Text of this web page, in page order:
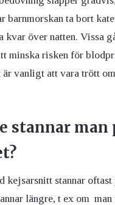
barnmorskan ta bort
kvar över natten. Vissa
minska risken för
vanligt att vara trött
stannar man
kejsarsnitt stannar
längre, t ex om